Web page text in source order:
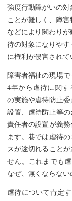
強度行動障がいの対
ことが難しく、障
などにより関わり
待の対象になりや
に権利が侵害されて
障害者福祉の現場で
4年から虐待に関す
の実施や虐待防止委
設置、
虐待防止等の
責任者の設置が義務
ます。巷では虐待の
スが途切れることが
せん。これまでも
なぜ、無くならない
虐待について肯定